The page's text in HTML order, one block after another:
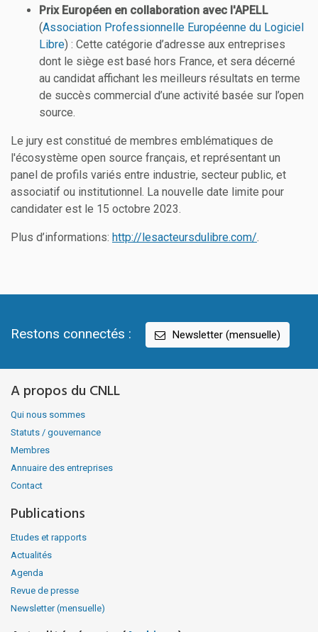
Prix Européen en collaboration avec l'APELL
(Association Professionnelle Européenne du Logiciel
Libre) : Cette catégorie d’adresse aux entreprises
dont le siège est basé hors France, et sera décerné
au candidat affichant les meilleurs résultats en terme
de succès commercial d’une activité basée sur l’open
source.
Le jury est constitué de membres emblématiques de
l'écosystème open source français, et représentant un
panel de profils variés entre industrie, secteur public, et
associatif ou institutionnel. La nouvelle date limite pour
candidater est le 15 octobre 2023.
Plus d’informations: http://lesacteursdulibre.com/.
Restons connectés : Newsletter (mensuelle)
A propos du CNLL
Qui nous sommes
Statuts / gouvernance
Membres
Annuaire des entreprises
Contact
Publications
Etudes et rapports
Actualités
Agenda
Revue de presse
Newsletter (mensuelle)